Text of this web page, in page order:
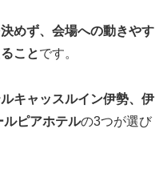
めず、会場への動きやす
ことです。
キャッスルイン伊勢、伊
ルピアホテルの3つが選び